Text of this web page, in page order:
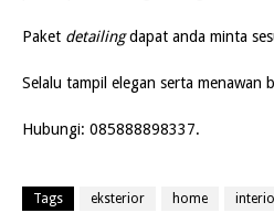
Paket detailing dapat anda minta
Selalu tampil elegan serta menawan
Hubungi: 085888898337.
Tags eksterior home